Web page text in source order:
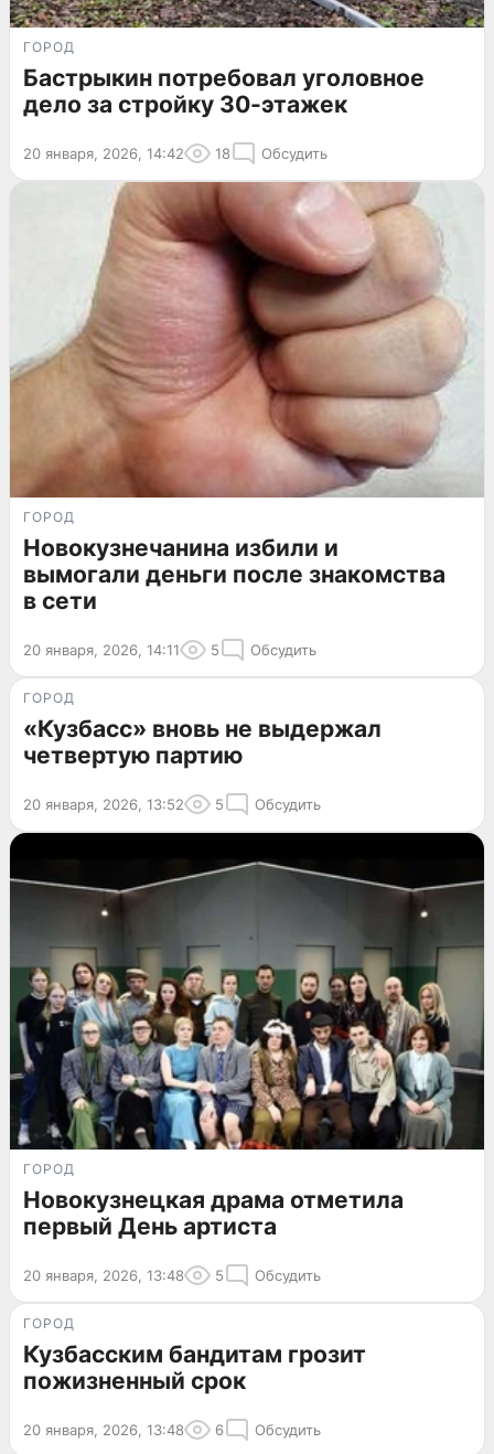
ГОРОД
Бастрыкин потребовал уголовное
дело за стройку 30-этажек
20 января, 2026, 14:42 18 Обсудить
ГОРОД
Новокузнечанина избили и
вымогали деньги после знакомства
в сети
20 января, 2026, 14:11 5 Обсудить
ГОРОД
«Кузбасс» вновь не выдержал
четвертую партию
20 января, 2026, 13:52 5 Обсудить
ГОРОД
Новокузнецкая драма отметила
первый День артиста
20 января, 2026, 13:48 5 Обсудить
ГОРОД
Кузбасским бандитам грозит
пожизненный срок
20 января, 2026, 13:48 6 Обсудить